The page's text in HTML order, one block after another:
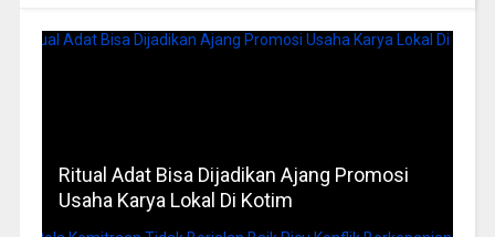
Ritual Adat Bisa Dijadikan Ajang Promosi
Usaha Karya Lokal Di Kotim